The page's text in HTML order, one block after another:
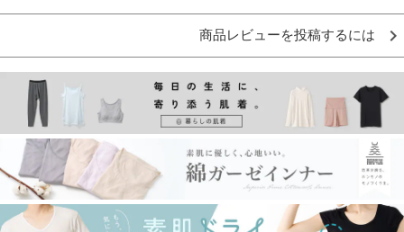
商品レビューを投稿するには